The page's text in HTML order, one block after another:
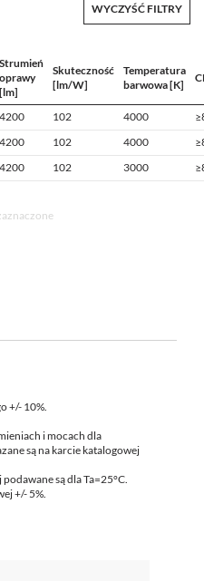
WYCZYŚĆ FILTRY
Strumień
oprawy
[lm]
Skuteczność
[lm/W]
Temperatura
barwowa [K]
4200 102 4000
4200 102 4000
4200 102 3000
+/- 10%.
i mocach dla
są na karcie katalogowej
są dla Ta=25°C.
+/- 5%.